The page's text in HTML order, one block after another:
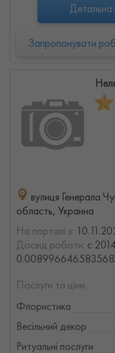
Детальна
Запропонувати
вулиця Генерала
область, Украина
На порталі з:
Досвід роботи: с
Послуги та ціни:
Флористика
Весільний декор
Ритуальні послуги